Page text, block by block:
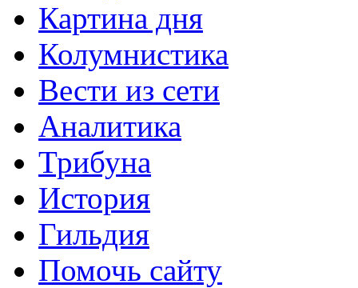
Картина дня
Колумнистика
Вести из сети
Аналитика
Трибуна
История
Гильдия
Помочь сайту